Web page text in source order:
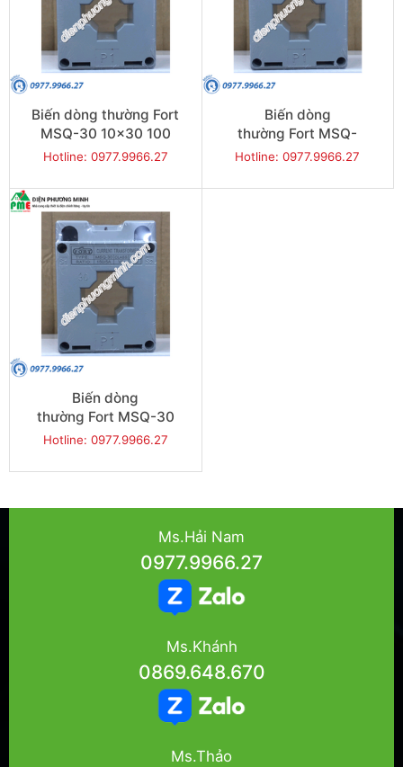
Biến dòng thường Fort
MSQ-30 10x30 100
Hotline: 0977.9966.27
Biến dòng
thường Fort MSQ-
30 10x30 50
Hotline: 0977.9966.27
Biến dòng
thường Fort MSQ-30
10x30 30
Hotline: 0977.9966.27
Ms.Hải Nam
0977.9966.27
Ms.Khánh
0869.648.670
Ms.Thảo